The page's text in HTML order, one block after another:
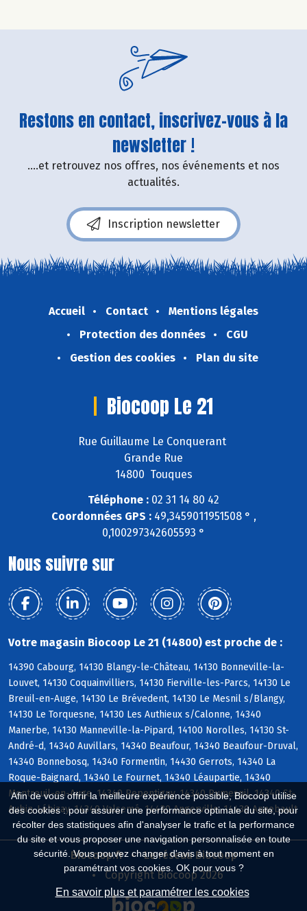
Afin de vous offrir la meilleure expérience possible, Biocoop utilise
des cookies : pour assurer une performance optimale du site, pour
récolter des statistiques afin d'analyser le trafic et la performance
du site et vous proposer une navigation personnalisée en toute
sécurité. Vous pouvez changer d'avis à tout moment en
paramétrant vos cookies. OK pour vous ?
En savoir plus et paramétrer les cookies
Restons en contact, inscrivez-vous à la
newsletter !
....et retrouvez nos offres, nos événements et nos
actualités.
Inscription newsletter
Accueil Contact
Mentions légales
Protection des données
CGU
Gestion des cookies
Plan du site
Biocoop Le 21
Rue Guillaume Le Conquerant
Grande Rue
14800 Touques
Téléphone : 02 31 14 80 42
Coordonnées GPS :49,3459011951508 ° ,
0,100297342605593 °
Nous suivre sur
Votre magasin Biocoop Le 21 (14800) est proche de :
14390 Cabourg, 14130 Blangy-le-Château, 14130 Bonneville-la-
Louvet, 14130 Coquainvilliers, 14130 Fierville-les-Parcs, 14130 Le
Breuil-en-Auge, 14130 Le Brévedent, 14130 Le Mesnil s/Blangy,
14130 Le Torquesne, 14130 Les Authieux s/Calonne, 14340
Manerbe, 14130 Manneville-la-Pipard, 14100 Norolles, 14130 St-
André-d, 14340 Auvillars, 14340 Beaufour, 14340 Beaufour-Druval,
14340 Bonnebosq, 14340 Formentin, 14430 Gerrots, 14340 La
Roque-Baignard, 14340 Le Fournet, 14340 Léaupartie, 14340
Montreuil-en-Auge, 14340 Repentigny, 14340 Rumesnil, 14340 St-
Aubin-Lébizay, 14340 Valsemé, 14430 Angerville, 14430 Annebault
Biocoop.fr
Le réseau Biocoop
Copyright Biocoop 2026